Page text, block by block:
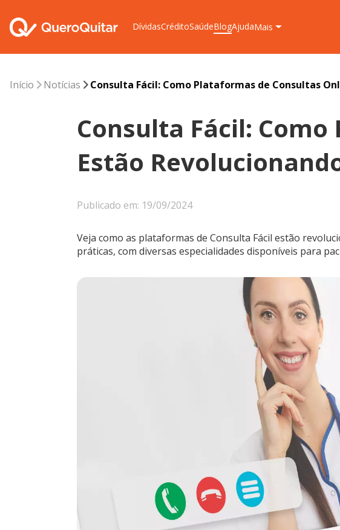
DívidasCréditoSaúdeBlogAjudaMais
Início Notícias Consulta Fácil: Como Plataformas de Consultas
Consulta Fácil:
Estão
Publicado em: 19/09/2024
Veja como as plataformas de Consulta Fácil estão
práticas, com diversas especialidades disponíveis para